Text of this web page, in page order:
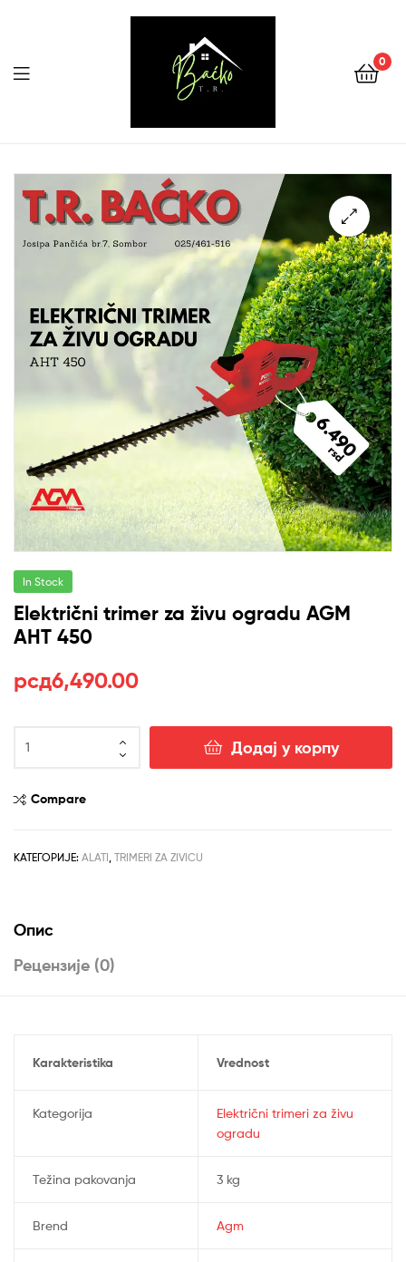
Backo
Sombor
0
Menu
In Stock
Električni trimer za živu ogradu AGM
AHT 450
рсд6,490.00
trimer
živu
AHT
Додај у корпу
Compare
КАТЕГОРИЈЕ: ALATI TRIMERI ZA ZIVICU
Опис
Рецензије (0)
Karakteristika Vrednost
Kategorija
Električni trimeri za živu
ogradu
Težina pakovanja 3 kg
Brend Agm